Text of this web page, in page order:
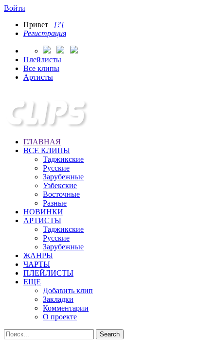
Войти
Привет [?]
Регистрация
Плейлисты
Все клипы
Артисты
ГЛАВНАЯ
ВСЕ КЛИПЫ
Таджикские
Русские
Зарубежные
Узбекские
Восточные
Разные
НОВИНКИ
АРТИСТЫ
Таджикские
Русские
Зарубежные
ЖАНРЫ
ЧАРТЫ
ПЛЕЙЛИСТЫ
ЕЩЕ
Добавить клип
Закладки
Комментарии
О проекте